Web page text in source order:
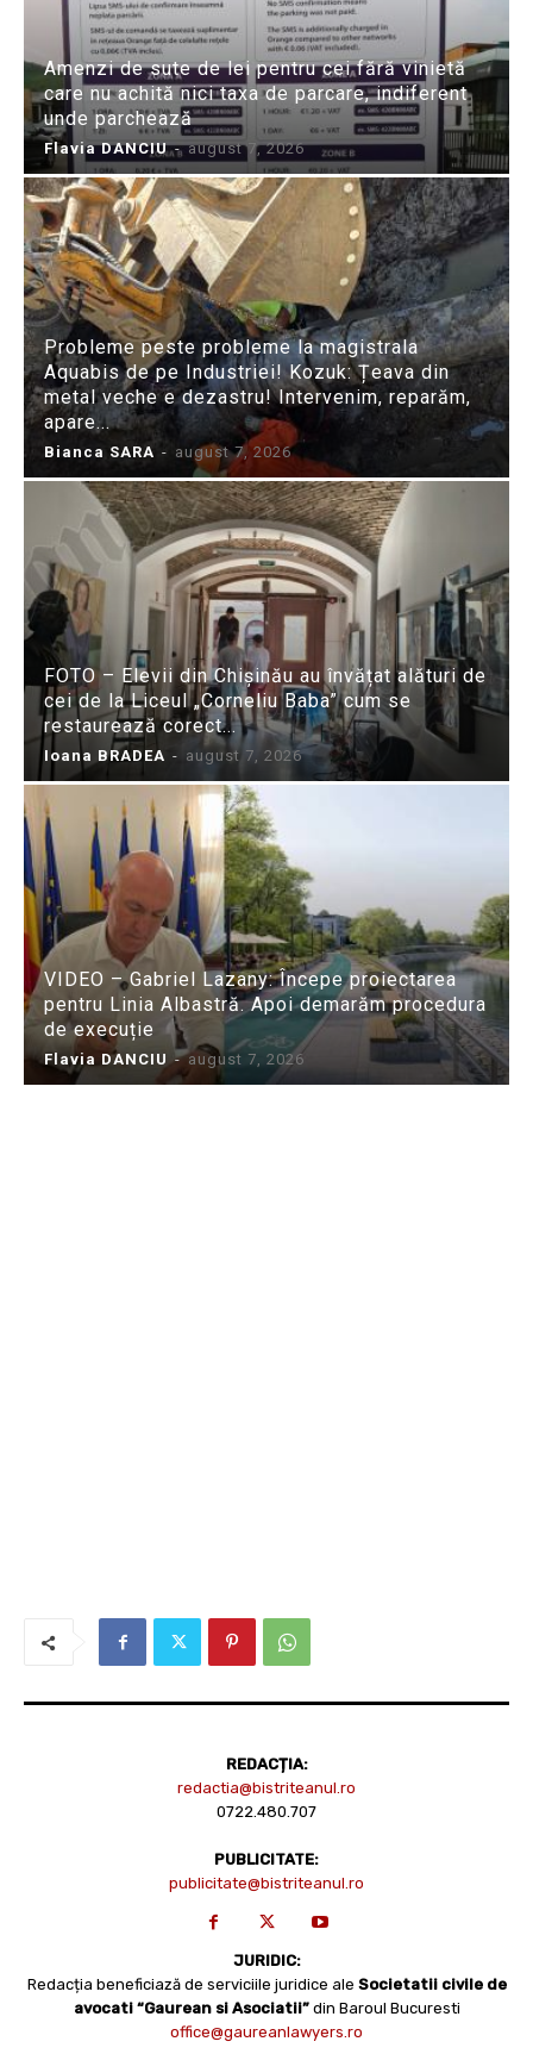
Amenzi de sute de lei pentru cei fără vinietă
care nu achită nici taxa de parcare, indiferent
unde parchează
Flavia DANCIU - august 7, 2026
Probleme peste probleme la magistrala
Aquabis de pe Industriei! Kozuk: Țeava din
metal veche e dezastru! Intervenim, reparăm,
apare...
Bianca SARA - august 7, 2026
FOTO – Elevii din Chișinău au învățat alături de
cei de la Liceul „Corneliu Baba” cum se
restaurează corect...
Ioana BRADEA - august 7, 2026
VIDEO – Gabriel Lazany: Începe proiectarea
pentru Linia Albastră. Apoi demarăm procedura
de execuție
Flavia DANCIU - august 7, 2026
REDACȚIA:
redactia@bistriteanul.ro
0722.480.707
PUBLICITATE:
publicitate@bistriteanul.ro
JURIDIC:
Redacția beneficiază de serviciile juridice ale Societatii civile de
avocati “Gaurean si Asociatii” din Baroul Bucuresti
office@gaureanlawyers.ro